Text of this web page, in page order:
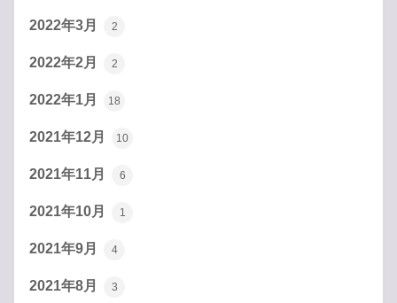
2022年3月 2
2022年2月 2
2022年1月 18
2021年12月 10
2021年11月 6
2021年10月 1
2021年9月 4
2021年8月 3